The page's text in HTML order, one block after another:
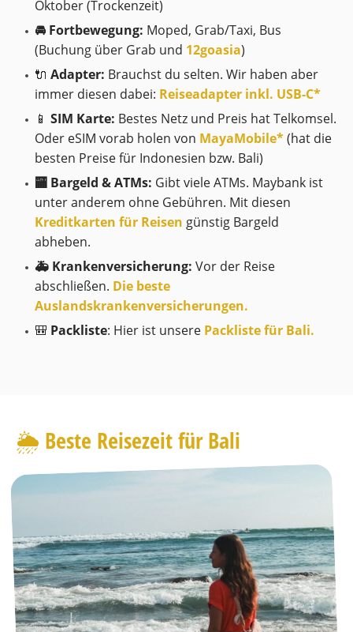
Oktober (Trockenzeit)
🚘 Fortbewegung: Moped, Grab/Taxi, Bus
(Buchung über Grab und 12goasia)
🔌 Adapter: Brauchst du selten. Wir haben aber
immer diesen dabei: Reiseadapter inkl. USB-C*
📱 SIM Karte: Bestes Netz und Preis hat Telkomsel.
Oder eSIM vorab holen von MayaMobile*(hat die
besten Preise für Indonesien bzw. Bali)
🏧 Bargeld & ATMs: Gibt viele ATMs. Maybank ist
unter anderem ohne Gebühren. Mit diesen
Kreditkarten für Reisen günstig Bargeld
abheben.
🚑 Krankenversicherung: Vor der Reise
abschließen. Die beste
Auslandskrankenversicherungen.
🎒 Packliste: Hier ist unsere Packliste für Bali.
🌦️ Beste Reisezeit für Bali